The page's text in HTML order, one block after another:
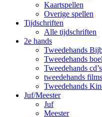
Kaartspellen
Overige spellen
Tijdschriften
Alle tijdschriften
2e hands
Tweedehands
Tweedehands
Tweedehands cd’s
tweedehands films
Tweedehands
Juf/Meester
Juf
Meester